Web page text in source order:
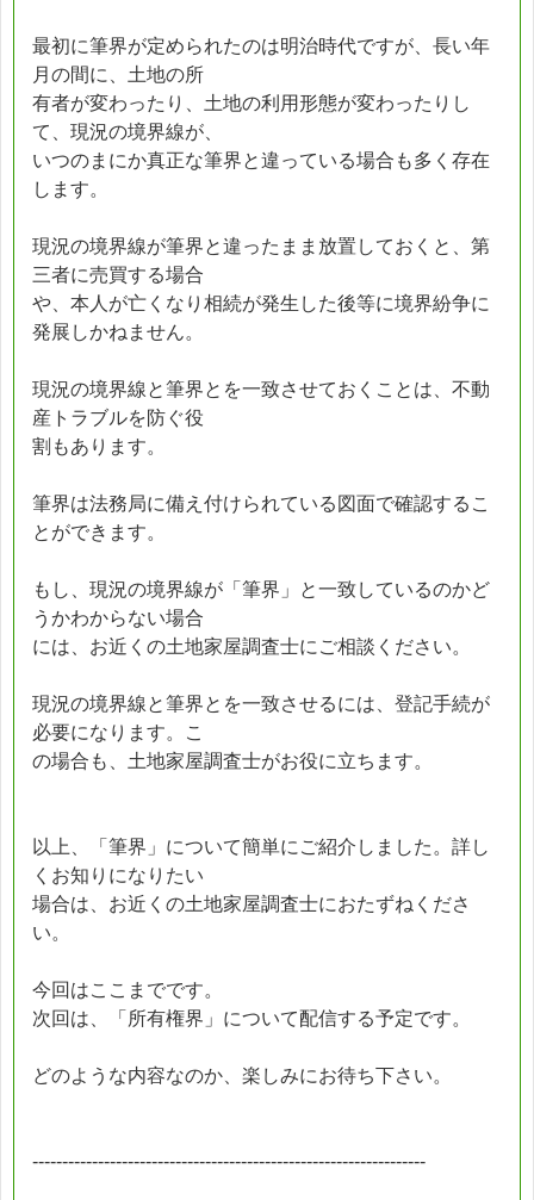
最初に筆界が定められたのは明治時代ですが、長い年
月の間に、土地の所
有者が変わったり、土地の利用形態が変わったりし
て、現況の境界線が、
いつのまにか真正な筆界と違っている場合も多く存在
します。
現況の境界線が筆界と違ったまま放置しておくと、第
三者に売買する場合
や、本人が亡くなり相続が発生した後等に境界紛争に
発展しかねません。
現況の境界線と筆界とを一致させておくことは、不動
産トラブルを防ぐ役
割もあります。
筆界は法務局に備え付けられている図面で確認するこ
とができます。
もし、現況の境界線が「筆界」と一致しているのかど
うかわからない場合
には、お近くの土地家屋調査士にご相談ください。
現況の境界線と筆界とを一致させるには、登記手続が
必要になります。こ
の場合も、土地家屋調査士がお役に立ちます。
以上、「筆界」について簡単にご紹介しました。詳し
くお知りになりたい
場合は、お近くの土地家屋調査士におたずねくださ
い。
今回はここまでです。
次回は、「所有権界」について配信する予定です。
どのような内容なのか、楽しみにお待ち下さい。
------------------------------------------------------------------